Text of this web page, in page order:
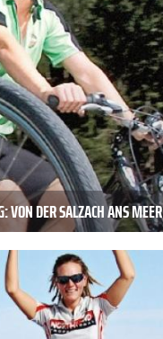
VON DER SALZACH ANS MEER